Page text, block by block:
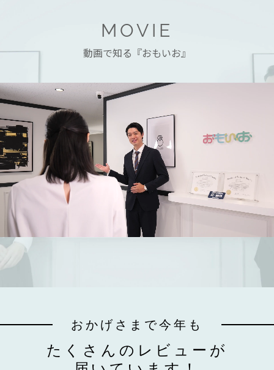
MOVIE
動画で知る『おもいお』
おかげさまで今年も
たくさんのレビューが